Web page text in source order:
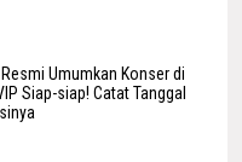
Resmi Umumkan Konser di
Siap-siap! Catat Tanggal